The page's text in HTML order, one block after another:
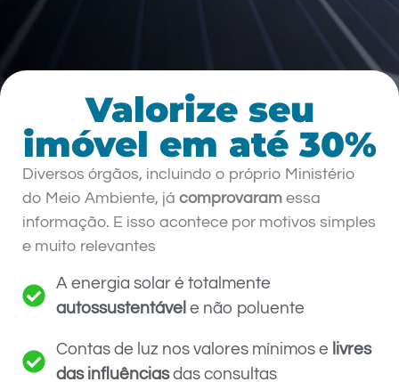
Valorize seu
imóvel em até 30%
Diversos órgãos, incluindo o próprio Ministério
do Meio Ambiente, já comprovaram essa
informação. E isso acontece por motivos simples
e muito relevantes
A energia solar é totalmente
autossustentável e não poluente
Contas de luz nos valores mínimos e livres
das influênciasdas consultas